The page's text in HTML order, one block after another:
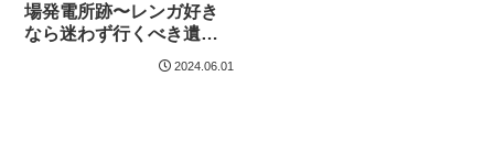
場発電所跡〜レンガ好き
なら迷わず行くべき遺
2024.06.01